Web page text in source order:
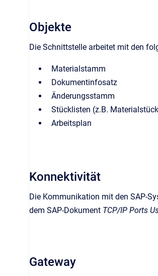
Objekte
Die Schnittstelle arbeitet mit den
Materialstamm
Dokumentinfosatz
Änderungsstamm
Stücklisten (z.B.
Arbeitsplan
Konnektivität
Die Kommunikation mit den SAP-
dem SAP-Dokument TCP/IP Ports
Gateway